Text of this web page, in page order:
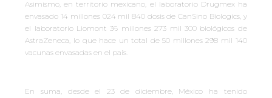
Asimismo, en territorio mexicano, el laboratorio Drugmex ha
envasado 14 millones 024 mil 840 dosis de CanSino Biologics, y
el laboratorio Liomont 36 millones 273 mil 300 biológicos de
AstraZeneca, lo que hace un total de 50 millones 298 mil 140
vacunas envasadas en el país.
En suma, desde el 23 de diciembre, México ha tenido